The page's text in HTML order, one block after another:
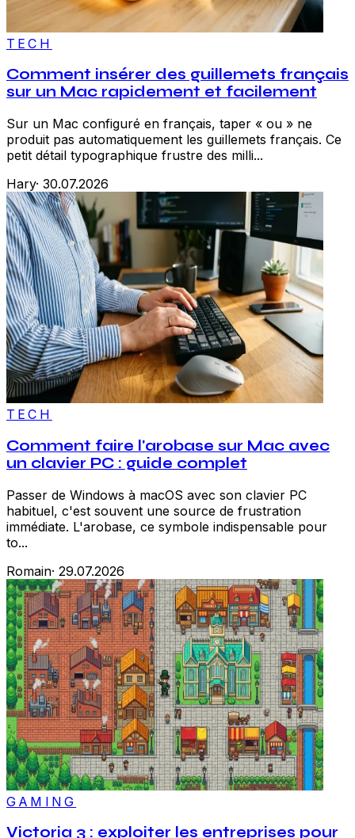
TECH
Comment insérer des guillemets français
sur un Mac rapidement et facilement
Sur un Mac configuré en français, taper « ou » ne
produit pas automatiquement les guillemets français. Ce
petit détail typographique frustre des milli...
Hary· 30.07.2026
TECH
Comment faire l'arobase sur Mac avec
un clavier PC : guide complet
Passer de Windows à macOS avec son clavier PC
habituel, c'est souvent une source de frustration
immédiate. L'arobase, ce symbole indispensable pour
to...
Romain· 29.07.2026
GAMING
Victoria 3 : exploiter les entreprises pour